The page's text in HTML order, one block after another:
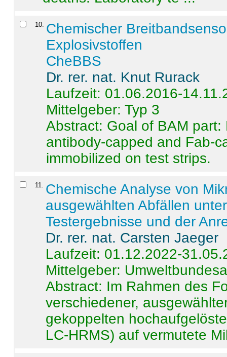
10 Chemischer
Explosivstoffen
CheBBS
Dr. rer. nat. Knut Rurack
Laufzeit: 01.06.2016-
Mittelgeber: Typ 3
Abstract: Goal of BAM
antibody-capped and Fab-
immobilized on test strips.
11
Chemische Analyse von
ausgewählten Abfällen
Testergebnisse und der
Dr. rer. nat. Carsten Jaeger
Laufzeit: 01.12.2022-
Mittelgeber:
Abstract: Im Rahmen des
verschiedener,
gekoppelten
LC-HRMS) auf vermutete